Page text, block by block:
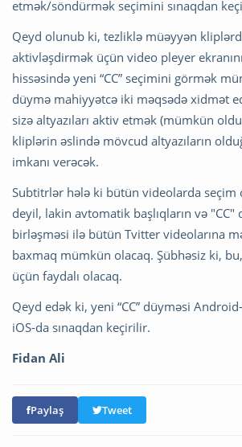
etmək/söndürmək seçimini sınaqdan
Qeyd olunub ki, tezliklə müəyyən
aktivləşdirmək üçün video pleyer
hissəsində yeni “CC” seçimini görmək
düymə mahiyyətcə iki məqsədə xidmət
sizə altyazıları aktiv etmək (mümkün
kliplərin əslində mövcud altyazıların
imkanı verəcək.
Subtitrlər hələ ki bütün videolarda seçim
deyil, lakin avtomatik başlıqların və "CC"
birləşməsi ilə bütün Tvitter videolarına
baxmaq mümkün olacaq. Şübhəsiz ki,
üçün faydalı olacaq.
Qeyd edək ki, yeni “CC” düyməsi
iOS-da sınaqdan keçirilir.
Fidan Ali
Paylaş Tweet